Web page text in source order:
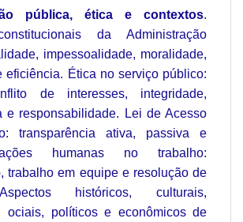
pública, ética e contextos.
da Administração
impessoalidade, moralidade,
eficiência. Ética no serviço público:
de interesses, integridade,
e responsabilidade. Lei de Acesso
transparência ativa, passiva e
humanas no trabalho:
trabalho em equipe e resolução de
históricos, culturais,
ociais, políticos e econômicos de